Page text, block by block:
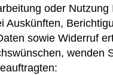
oder Nutzung
Auskünften,
sowie Widerruf
wenden